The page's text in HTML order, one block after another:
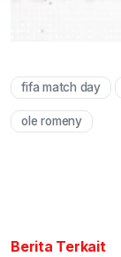
fifa match day
ole romeny
Berita Terkait